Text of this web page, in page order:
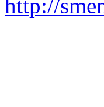
http://